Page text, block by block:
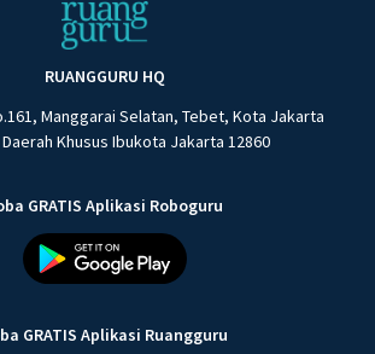
RUANGGURU HQ
Manggarai Selatan, Tebet, Kota Jakarta
Khusus Ibukota Jakarta 12860
GRATIS Aplikasi Roboguru
GRATIS Aplikasi Ruangguru